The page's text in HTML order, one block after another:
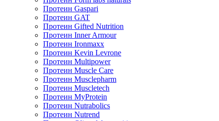
Протеин Gaspari
Протеин GAT
Протеин Gifted Nutrition
Протеин Inner Armour
Протеин Ironmaxx
Протеин Kevin Levrone
Протеин Multipower
Протеин Muscle Care
Протеин Musclepharm
Протеин Muscletech
Протеин MyProtein
Протеин Nutrabolics
Протеин Nutrend